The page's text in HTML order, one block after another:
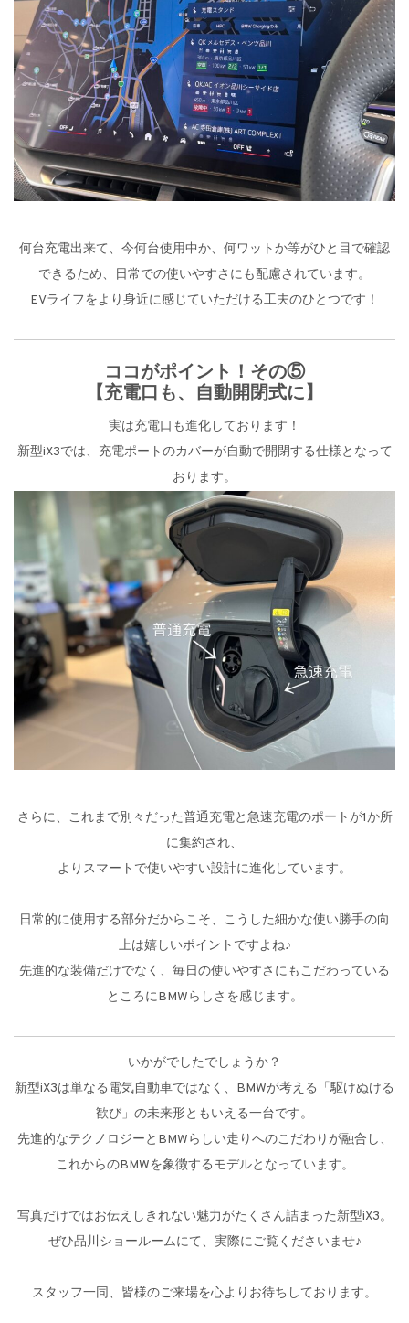
何台充電出来て、今何台使用中か、何ワットか等がひと目で確認
できるため、日常での使いやすさにも配慮されています。
EVライフをより身近に感じていただける工夫のひとつです！
ココがポイント！その⑤
【充電口も、自動開閉式に】
実は充電口も進化しております！
新型iX3では、充電ポートのカバーが自動で開閉する仕様となって
おります。
さらに、これまで別々だった普通充電と急速充電のポートが1か所
に集約され、
よりスマートで使いやすい設計に進化しています。
日常的に使用する部分だからこそ、こうした細かな使い勝手の向
上は嬉しいポイントですよね♪
先進的な装備だけでなく、毎日の使いやすさにもこだわっている
ところにBMWらしさを感じます。
いかがでしたでしょうか？
新型iX3は単なる電気自動車ではなく、BMWが考える「駆けぬける
歓び」の未来形ともいえる一台です。
先進的なテクノロジーとBMWらしい走りへのこだわりが融合し、
これからのBMWを象徴するモデルとなっています。
写真だけではお伝えしきれない魅力がたくさん詰まった新型iX3。
ぜひ品川ショールームにて、実際にご覧くださいませ♪
スタッフ一同、皆様のご来場を心よりお待ちしております。